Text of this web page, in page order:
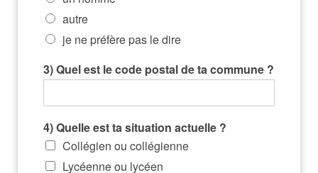
autre
je ne préfère pas le dire
3) Quel est le code postal de ta commune ?
4) Quelle est ta situation actuelle ?
Collégien ou collégienne
Lycéenne ou lycéen